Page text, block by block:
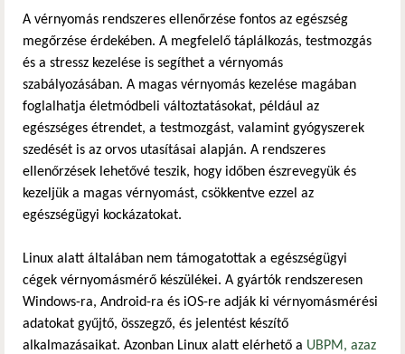
A vérnyomás rendszeres ellenőrzése fontos az egészség
megőrzése érdekében. A megfelelő táplálkozás, testmozgás
és a stressz kezelése is segíthet a vérnyomás
szabályozásában. A magas vérnyomás kezelése magában
foglalhatja életmódbeli változtatásokat, például az
egészséges étrendet, a testmozgást, valamint gyógyszerek
szedését is az orvos utasításai alapján. A rendszeres
ellenőrzések lehetővé teszik, hogy időben észrevegyük és
kezeljük a magas vérnyomást, csökkentve ezzel az
egészségügyi kockázatokat.
Linux alatt általában nem támogatottak a egészségügyi
cégek vérnyomásmérő készülékei. A gyártók rendszeresen
Windows-ra, Android-ra és iOS-re adják ki vérnyomásmérési
adatokat gyűjtő, összegző, és jelentést készítő
alkalmazásaikat. Azonban Linux alatt elérhető a UBPM, azaz